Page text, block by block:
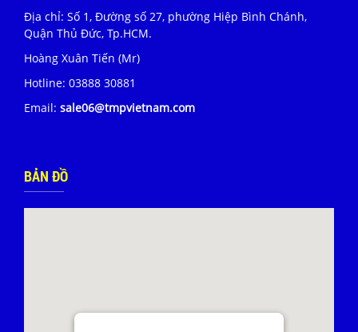
Địa chỉ: Số 1, Đường số 27, phường Hiệp Bình Chánh,
Quận Thủ Đức, Tp.HCM.
Hoàng Xuân Tiến (Mr)
Hotline: 03888 30881
Email: sale06@tmpvietnam.com
BẢN ĐỒ